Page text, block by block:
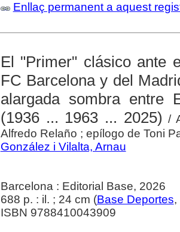
Enllaç permanent a aquest
El "Primer" clásico ante
FC Barcelona y del
alargada sombra entre
(1936 ... 1963 ... 2025) /
Alfredo Relaño ; epílogo de Toni
González i Vilalta, Arnau
Barcelona : Editorial Base, 2026
688 p. : il. ; 24 cm (Base Deportes
ISBN 9788410043909